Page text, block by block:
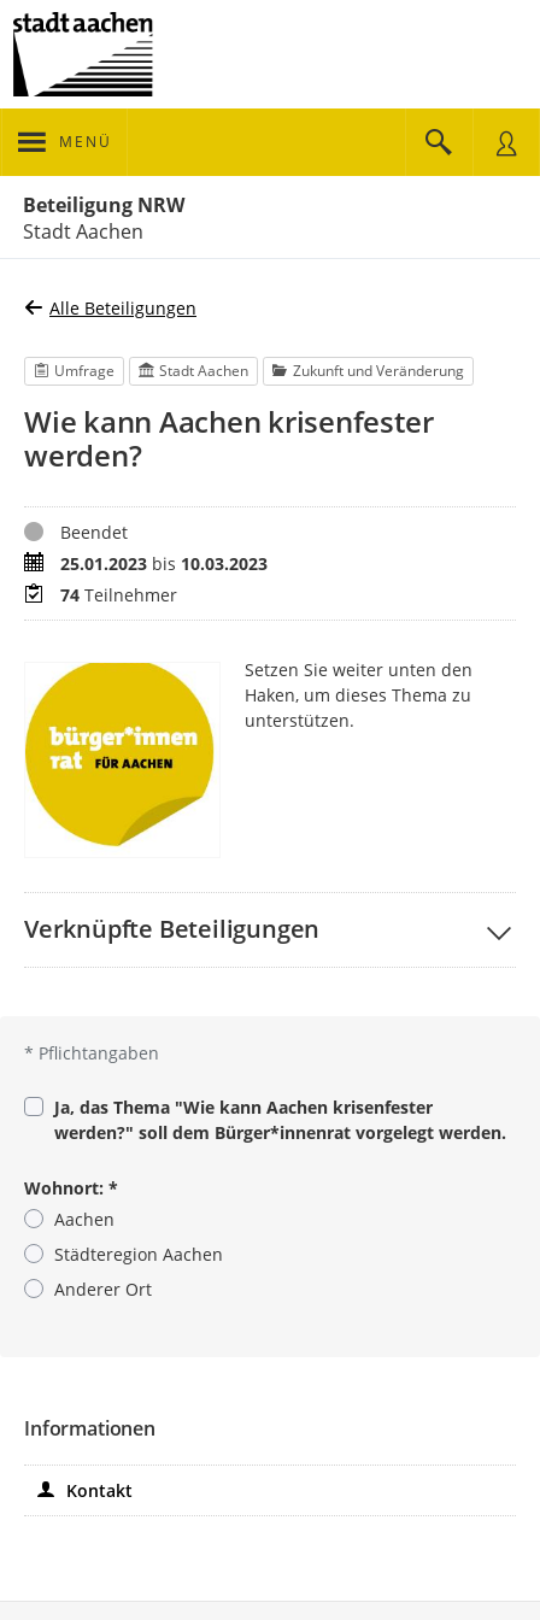
MENÜ
Beteiligung NRW
Stadt Aachen
Alle Beteiligungen
Umfrage Stadt Aachen Zukunft und Veränderung
Wie kann Aachen krisenfester
werden?
StatusBeendet
Zeitraum25.01.2023 bis 10.03.2023
Teilnehmer
74 Teilnehmer
Setzen Sie weiter unten den
Haken, um dieses Thema zu
unterstützen.
Verknüpfte Beteiligungen
* Pflichtangaben
Ja, das Thema "Wie kann Aachen krisenfester
werden?" soll dem Bürger*innenrat vorgelegt werden.
Wohnort: *
Aachen
Städteregion Aachen
Anderer Ort
Informationen
Kontakt